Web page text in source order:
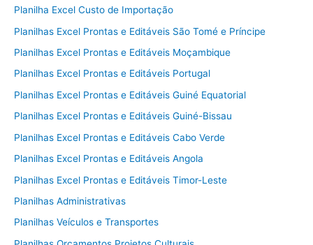
Planilha Excel Custo de Importação
Planilhas Excel Prontas e Editáveis São Tomé e Príncipe
Planilhas Excel Prontas e Editáveis Moçambique
Planilhas Excel Prontas e Editáveis Portugal
Planilhas Excel Prontas e Editáveis Guiné Equatorial
Planilhas Excel Prontas e Editáveis Guiné-Bissau
Planilhas Excel Prontas e Editáveis Cabo Verde
Planilhas Excel Prontas e Editáveis Angola
Planilhas Excel Prontas e Editáveis Timor-Leste
Planilhas Administrativas
Planilhas Veículos e Transportes